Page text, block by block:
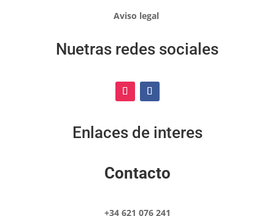
Aviso legal
Nuetras redes sociales
Enlaces de interes
Contacto
+34 621 076 241